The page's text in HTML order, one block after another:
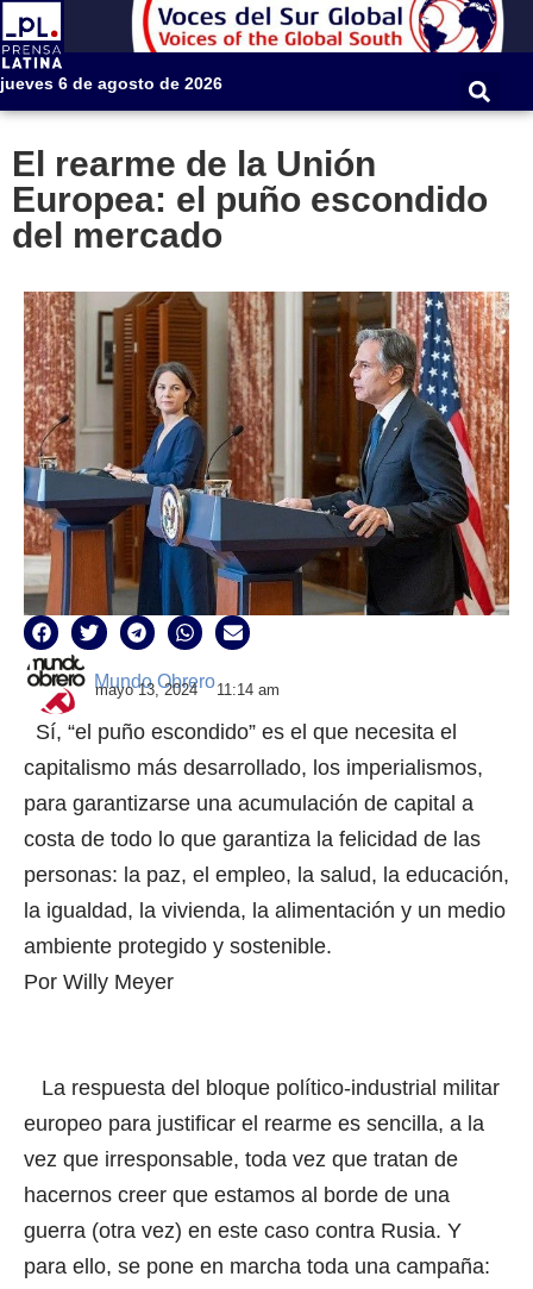
jueves 6 de agosto de 2026
El rearme de la Unión
Europea: el puño escondido
del mercado
Mundo Obrero
mayo 13, 2024 11:14 am
Sí, “el puño escondido” es el que necesita el
capitalismo más desarrollado, los imperialismos,
para garantizarse una acumulación de capital a
costa de todo lo que garantiza la felicidad de las
personas: la paz, el empleo, la salud, la educación,
la igualdad, la vivienda, la alimentación y un medio
ambiente protegido y sostenible.
Por Willy Meyer
La respuesta del bloque político-industrial militar
europeo para justificar el rearme es sencilla, a la
vez que irresponsable, toda vez que tratan de
hacernos creer que estamos al borde de una
guerra (otra vez) en este caso contra Rusia. Y
para ello, se pone en marcha toda una campaña: